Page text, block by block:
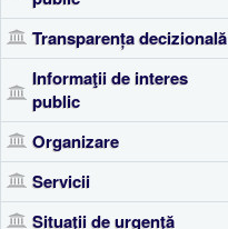
Transparența decizională
Informaţii de interes
public
Organizare
Servicii
Situaţii de urgenţă